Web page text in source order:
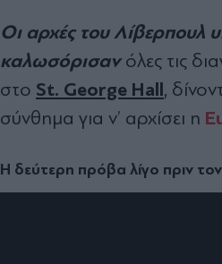
Οι αρχές του Λίβερπουλ
καλωσόρισανόλες τις
στο St. George Hall,
σύνθημα για ν’ αρχίσει η
Η δεύτερη πρόβα λίγο πριν τον